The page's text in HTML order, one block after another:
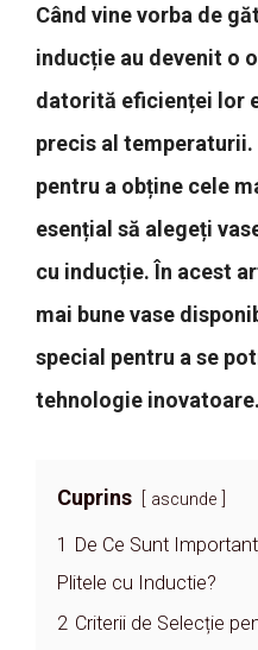
Când vine vorba de
inducție au devenit o
datorită eficienței lor
precis al
pentru a obține cele
esențial să alegeți
cu inducție. În acest
mai bune vase
special pentru a se
tehnologie inovatoare.
Cuprins ascunde
1 De Ce Sunt
Plitele cu Inductie?
2 Criterii de Selecție